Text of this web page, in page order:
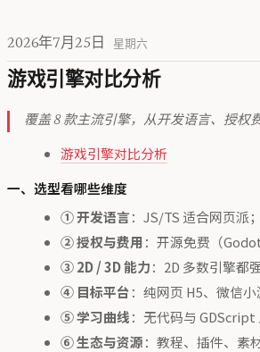
2026年7月25日 星期六
游戏引擎对比分析
覆盖 8 款主流引擎，从开发语言、授权
游戏引擎对比分析
一、选型看哪些维度
① 开发语言：JS/TS 适合网页派
② 授权与费用：开源免费（
③ 2D / 3D 能力：2D 多数引擎都
④ 目标平台：纯网页 H5、微信
⑤ 学习曲线：无代码与 GDScript
⑥ 生态与资源：教程、插件、素